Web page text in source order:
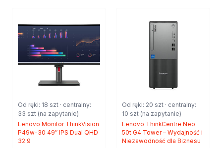
Od ręki: 18 szt · centralny:
33 szt (na zapytanie)
Lenovo Monitor ThinkVision
P49w-30 49″ IPS Dual QHD
32:9
Od ręki: 20 szt · centralny:
10 szt (na zapytanie)
Lenovo ThinkCentre Neo
50t G4 Tower – Wydajność i
Niezawodność dla Biznesu